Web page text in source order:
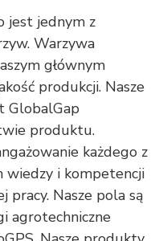
jest jednym z
Warzywa
głównym
produkcji. Nasze
GlobalGap
produktu.
każdego z
wiedzy i kompetencji
pracy. Nasze pola są
agrotechniczne